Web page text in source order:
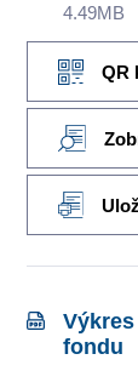
4.49MB
QR
fondu